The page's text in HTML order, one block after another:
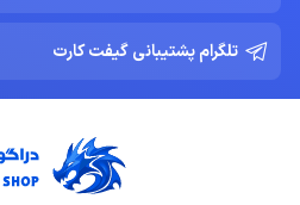
تلگرام پشتیبانی گیفت کارت